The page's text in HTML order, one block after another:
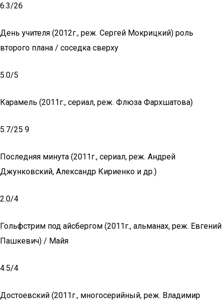
6.3/26
День учителя (2012г., реж. Сергей Мокрицкий) роль
второго плана / соседка сверху
5.0/5
Карамель (2011г., сериал, реж. Флюза Фархшатова)
5.7/25 9
Последняя минута (2011г., сериал, реж. Андрей
Джунковский, Александр Кириенко и др.)
2.0/4
Гольфстрим под айсбергом (2011г., альманах, реж. Евгений
Пашкевич) / Майя
4.5/4
Достоевский (2011г., многосерийный, реж. Владимир